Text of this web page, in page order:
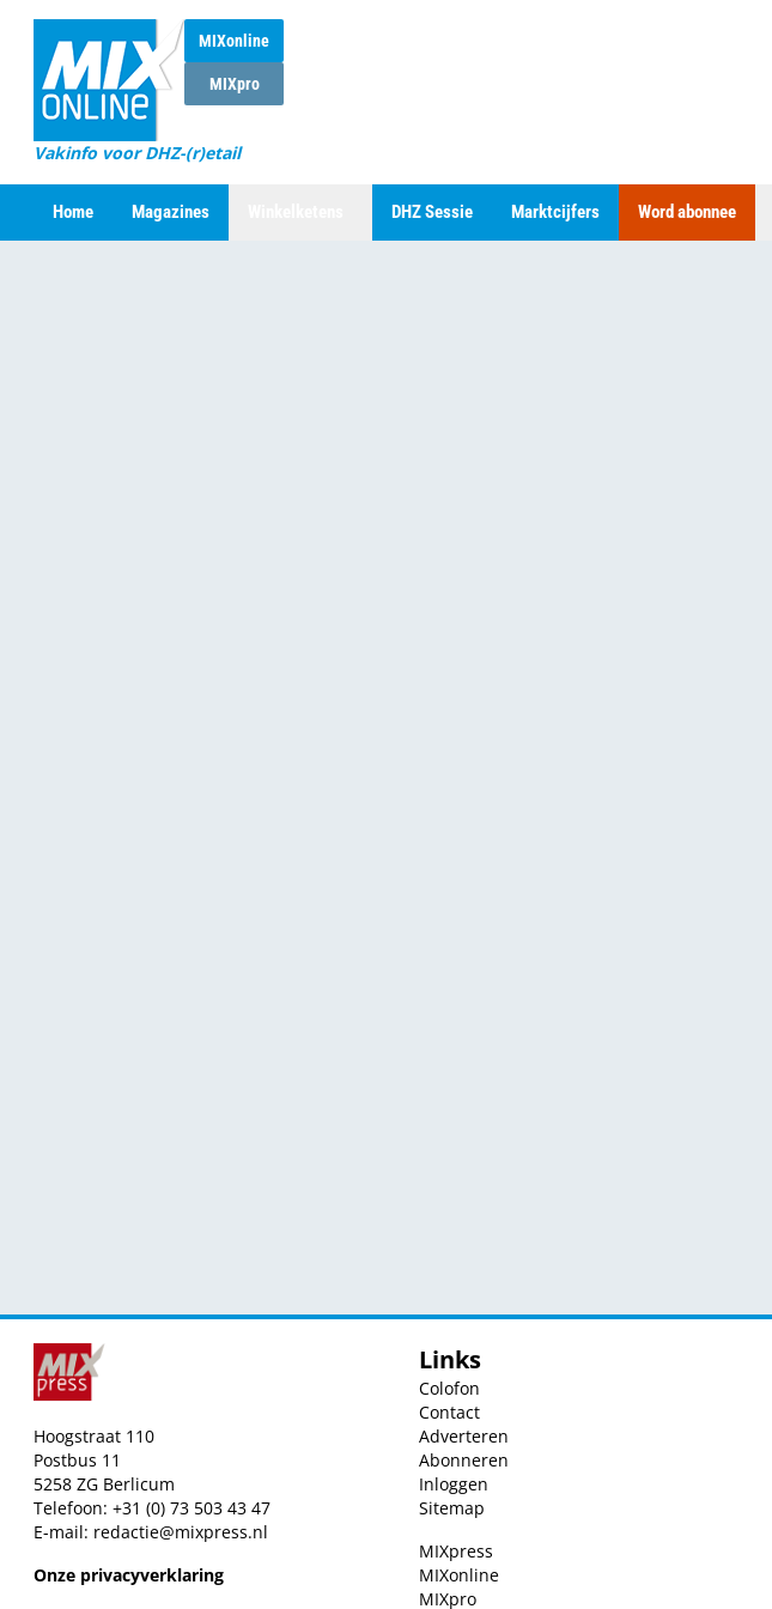
MIXonline
MIXpro
Vakinfo voor DHZ-(r)etail
Home Magazines DHZ Sessie Marktcijfers Word abonnee
Hoogstraat 110
Postbus 11
5258 ZG Berlicum
Telefoon: +31 (0) 73 503 43 47
E-mail: redactie@mixpress.nl
Onze privacyverklaring
Links
Colofon
Contact
Adverteren
Abonneren
Inloggen
Sitemap
MIXpress
MIXonline
MIXpro